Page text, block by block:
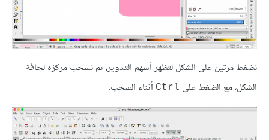
نضغط مرتين على الشكل لتظهر أسهم التدوير، ثم نسحب مركزه لحافة
الشكل، مع الضغط على Ctrl أثناء السحب.